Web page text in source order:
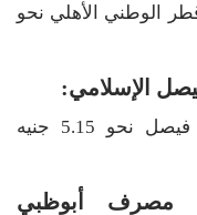
الوطني الأهلي نحو
الإسلامي:
بلغ سعر الريال السعودي في بنك فيصل نحو 5.15 جنيه
مصرف أبوظبي